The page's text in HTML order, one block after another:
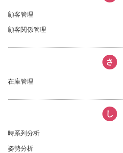
顧客管理
顧客関係管理
さ
在庫管理
し
時系列分析
姿勢分析